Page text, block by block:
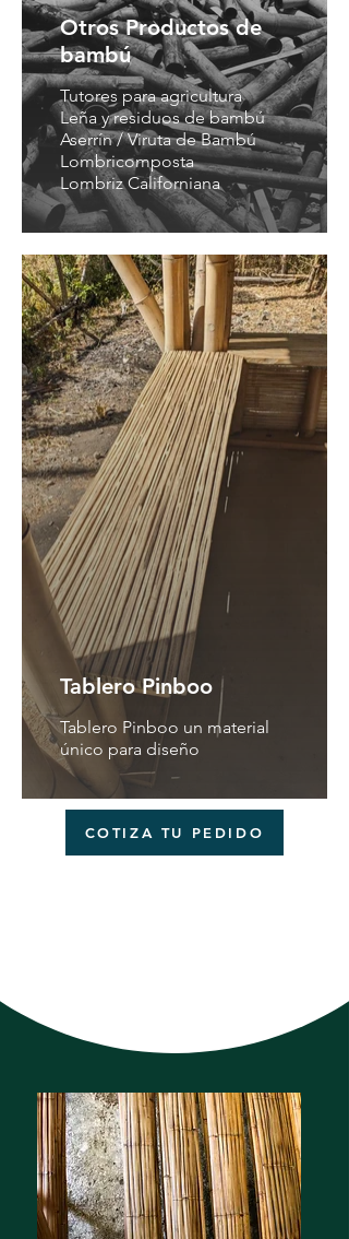
Otros Productos de
bambú
Tutores para agricultura
Leña y residuos de bambú
Aserrín / Viruta de Bambú
Lombricomposta
Lombriz Californiana
Tablero Pinboo
Tablero Pinboo un material
único para diseño
COTIZA TU PEDIDO